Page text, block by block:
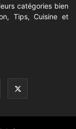
catégories bien
Tips, Cuisine et